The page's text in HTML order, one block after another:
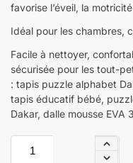
favorise l’éveil, la
Idéal pour les chambres,
Facile à nettoyer,
sécurisée pour les tout-
: tapis puzzle alphabet
tapis éducatif bébé,
Dakar, dalle mousse EVA